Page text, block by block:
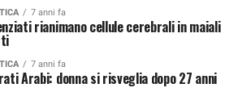
7 anni fa
rianimano cellule cerebrali in maiali
7 anni fa
Arabi: donna si risveglia dopo 27 anni